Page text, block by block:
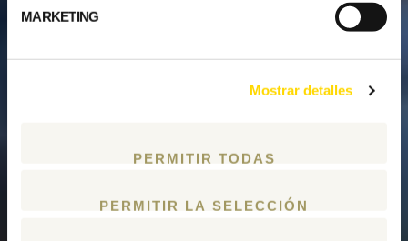
MARKETING
Mostrar detalles
PERMITIR TODAS
PERMITIR LA SELECCIÓN